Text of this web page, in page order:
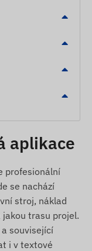
Isle of
Kazachstán,
Mexiko,
Severní
Lucie, Svatý
Slovinsko,
Turks a
USA,
aplikace
profesionální
se nachází
stroj, náklad
jakou trasu projel.
související
i v textové